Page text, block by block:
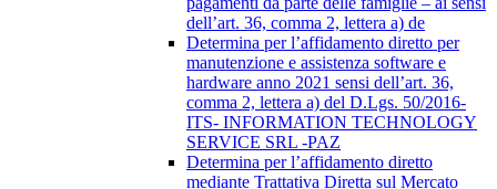
dell’art. 36, comma 2, lettera a) de
Determina per l’affidamento diretto per
manutenzione e assistenza software e
hardware anno 2021 sensi dell’art. 36,
comma 2, lettera a) del D.Lgs. 50/2016-
ITS- INFORMATION TECHNOLOGY
SERVICE SRL -PAZ
Determina per l’affidamento diretto
mediante Trattativa Diretta sul Mercato